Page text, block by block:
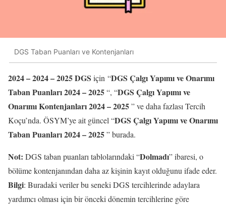
DGS Taban Puanları ve Kontenjanları
2024 – 2024 – 2025DGS için “DGS Çalgı Yapımı ve Onarımı
Taban Puanları 2024 – 2025“, “DGS Çalgı Yapımı ve
Onarımı Kontenjanları 2024 – 2025” ve daha fazlası Tercih
Koçu’nda. ÖSYM’ye ait güncel “DGS Çalgı Yapımı ve Onarımı
Taban Puanları 2024 – 2025” burada.
Not: DGS taban puanları tablolarındaki “Dolmadı” ibaresi, o
bölüme kontenjanından daha az kişinin kayıt olduğunu ifade eder.
Bilgi: Buradaki veriler bu seneki DGS tercihlerinde adaylara
yardımcı olması için bir önceki dönemin tercihlerine göre